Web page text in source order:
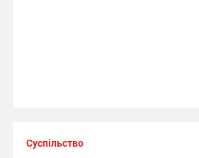
Суспільство